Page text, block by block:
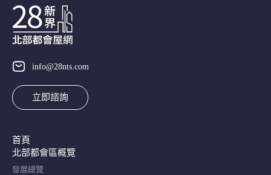
info@28nts.com
立即諮詢
首頁
北部都會區概覽​
發展總覽